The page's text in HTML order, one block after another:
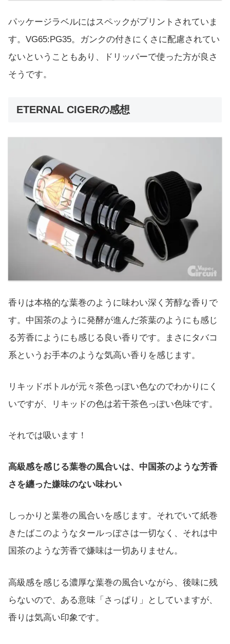
パッケージラベルにはスペックがプリントされていま
す。VG65:PG35。ガンクの付きにくさに配慮されてい
ないということもあり、ドリッパーで使った方が良さ
そうです。
ETERNAL CIGERの感想
香りは本格的な葉巻のように味わい深く芳醇な香りで
す。中国茶のように発酵が進んだ茶葉のようにも感じ
る芳香にようにも感じる良い香りです。まさにタバコ
系というお手本のような気高い香りを感じます。
リキッドボトルが元々茶色っぽい色なのでわかりにく
いですが、リキッドの色は若干茶色っぽい色味です。
それでは吸います！
高級感を感じる葉巻の風合いは、中国茶のような芳香
さを纏った嫌味のない味わい
しっかりと葉巻の風合いを感じます。それでいて紙巻
きたばこのようなタールっぽさは一切なく、それは中
国茶のような芳香で嫌味は一切ありません。
高級感を感じる濃厚な葉巻の風合いながら、後味に残
らないので、ある意味「さっぱり」としていますが、
香りは気高い印象です。